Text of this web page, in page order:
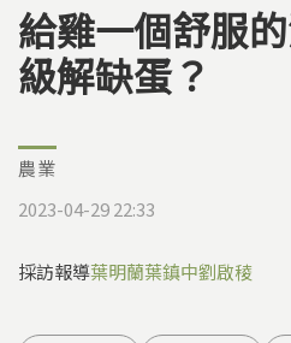
您在這裡
給雞一個舒服
級解缺蛋？
農業
2023-04-29 22:33
採訪報導葉明蘭葉鎮中劉啟稜